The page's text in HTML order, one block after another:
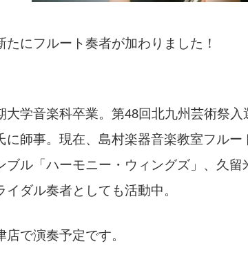
たにフルート奏者が加わりました！
大学音楽科卒業。第48回北九州芸術祭
に師事。現在、島村楽器音楽教室フル
ブル「ハーモニー・ウィングズ」、久
イダル奏者としても活動中。
店で演奏予定です。